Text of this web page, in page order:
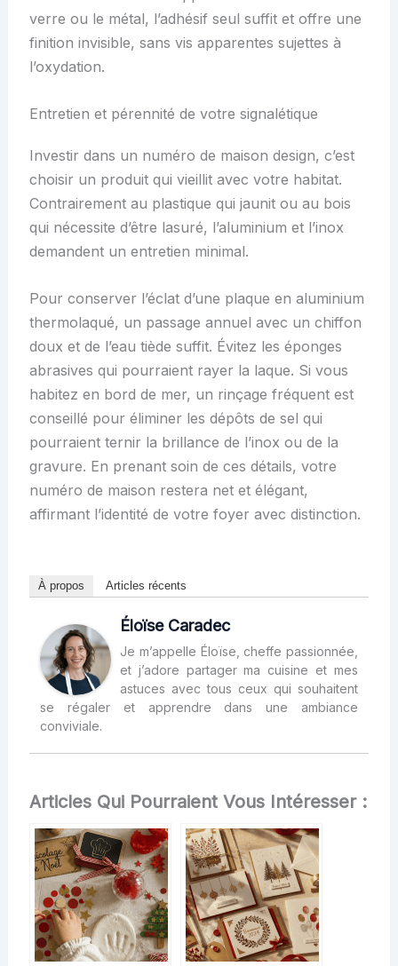
verre ou le métal, l’adhésif seul suffit et offre une
finition invisible, sans vis apparentes sujettes à
l’oxydation.
Entretien et pérennité de votre signalétique
Investir dans un numéro de maison design, c’est
choisir un produit qui vieillit avec votre habitat.
Contrairement au plastique qui jaunit ou au bois
qui nécessite d’être lasuré, l’aluminium et l’inox
demandent un entretien minimal.
Pour conserver l’éclat d’une plaque en aluminium
thermolaqué, un passage annuel avec un chiffon
doux et de l’eau tiède suffit. Évitez les éponges
abrasives qui pourraient rayer la laque. Si vous
habitez en bord de mer, un rinçage fréquent est
conseillé pour éliminer les dépôts de sel qui
pourraient ternir la brillance de l’inox ou de la
gravure. En prenant soin de ces détails, votre
numéro de maison restera net et élégant,
affirmant l’identité de votre foyer avec distinction.
À propos Articles récents
Éloïse Caradec
Je m’appelle Éloïse, cheffe passionnée,
et j’adore partager ma cuisine et mes
astuces avec tous ceux qui souhaitent
se régaler et apprendre dans une ambiance
conviviale.
Articles Qui Pourraient Vous Intéresser :